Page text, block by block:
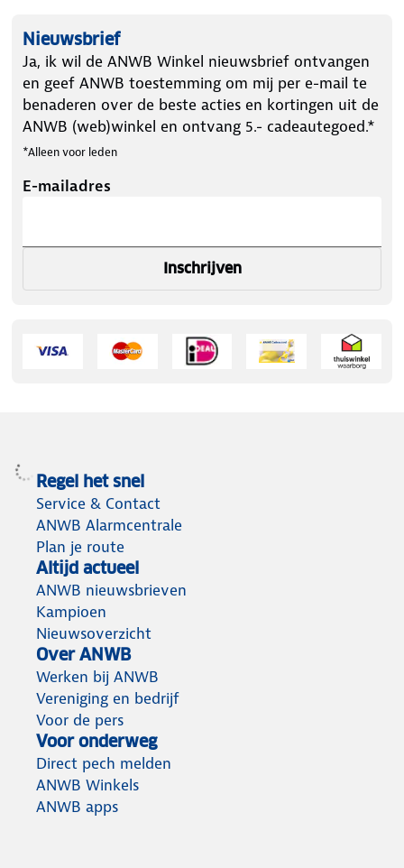
Nieuwsbrief
Ja, ik wil de ANWB Winkel nieuwsbrief ontvangen
en geef ANWB toestemming om mij per e-mail te
benaderen over de beste acties en kortingen uit de
ANWB (web)winkel en ontvang 5.- cadeautegoed.*
*Alleen voor leden
E-mailadres
Inschrijven
Regel het snel
Service & Contact
ANWB Alarmcentrale
Plan je route
Altijd actueel
ANWB nieuwsbrieven
Kampioen
Nieuwsoverzicht
Over ANWB
Werken bij ANWB
Vereniging en bedrijf
Voor de pers
Voor onderweg
Direct pech melden
ANWB Winkels
ANWB apps